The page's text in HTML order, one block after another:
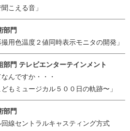
こえる音」
部門
撮用色温度２値同時表示モニタの開発」
部門 テレビエンターテインメント
なんですか・・・
もミュージカル５００日の軌跡〜」
部門
回線セントラルキャスティング方式